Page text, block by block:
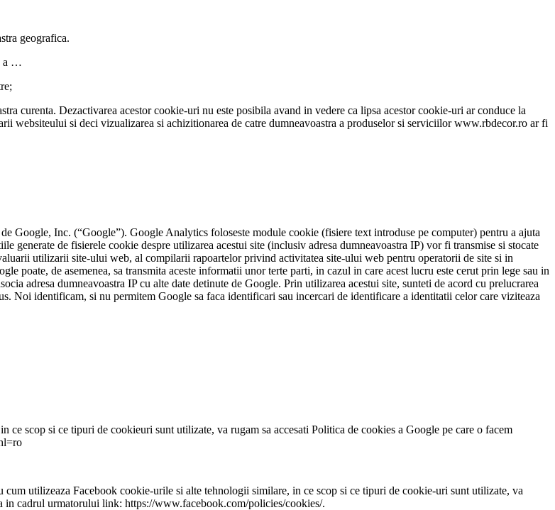
geografica.
a …
curenta. Dezactivarea acestor cookie-uri nu este posibila avand in vedere ca lipsa acestor cookie-uri ar conduce la
websiteului si deci vizualizarea si achizitionarea de catre dumneavoastra a produselor si serviciilor www.rbdecor.ro ar fi
Google, Inc. (“Google”). Google Analytics foloseste module cookie (fisiere text introduse pe computer) pentru a ajuta
de fisierele cookie despre utilizarea acestui site (inclusiv adresa dumneavoastra IP) vor fi transmise si stocate
utilizarii site-ului web, al compilarii rapoartelor privind activitatea site-ului web pentru operatorii de site si in
poate, de asemenea, sa transmita aceste informatii unor terte parti, in cazul in care acest lucru este cerut prin lege sau in
adresa dumneavoastra IP cu alte date detinute de Google. Prin utilizarea acestui site, sunteti de acord cu prelucrarea
Noi identificam, si nu permitem Google sa faca identificari sau incercari de identificare a identitatii celor care viziteaza
scop si ce tipuri de cookieuri sunt utilizate, va rugam sa accesati Politica de cookies a Google pe care o facem
utilizeaza Facebook cookie-urile si alte tehnologii similare, in ce scop si ce tipuri de cookie-uri sunt utilizate, va
in cadrul urmatorului link: https://www.facebook.com/policies/cookies/.